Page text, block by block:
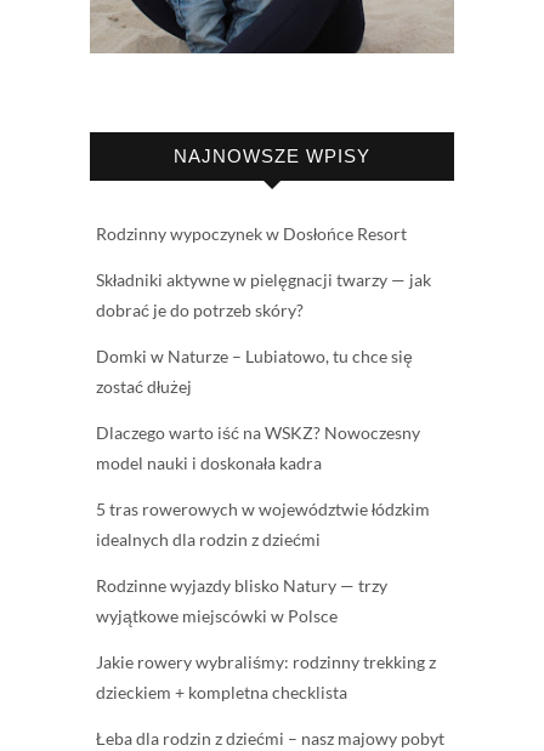
NAJNOWSZE WPISY
Rodzinny wypoczynek w Dosłońce Resort
Składniki aktywne w pielęgnacji twarzy — jak
dobrać je do potrzeb skóry?
Domki w Naturze – Lubiatowo, tu chce się
zostać dłużej
Dlaczego warto iść na WSKZ? Nowoczesny
model nauki i doskonała kadra
5 tras rowerowych w województwie łódzkim
idealnych dla rodzin z dziećmi
Rodzinne wyjazdy blisko Natury — trzy
wyjątkowe miejscówki w Polsce
Jakie rowery wybraliśmy: rodzinny trekking z
dzieckiem + kompletna checklista
Łeba dla rodzin z dziećmi – nasz majowy pobyt